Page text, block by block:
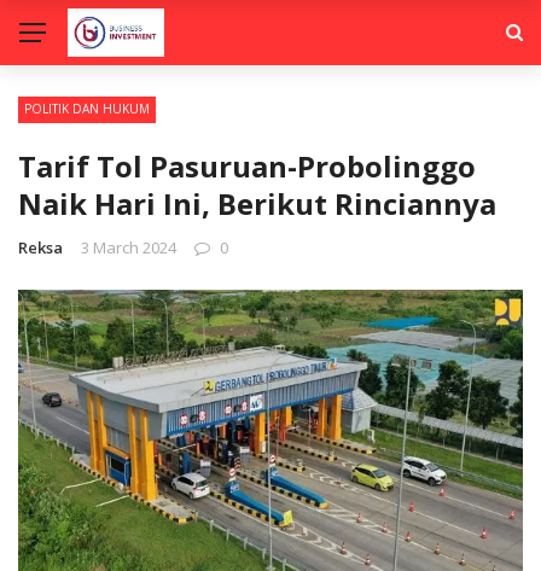
POLITIK DAN HUKUM
Tarif Tol Pasuruan-Probolinggo
Naik Hari Ini, Berikut Rinciannya
Reksa 3 March 2024 0